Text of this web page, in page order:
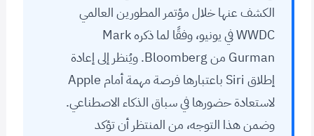
الكشف عنها خلال مؤتمر المطورين العالمي
WWDC في يونيو، وفقًا لما ذكره Mark
Gurman من Bloomberg. ويُنظر إلى إعادة
إطلاق Siri باعتبارها فرصة مهمة أمام Apple
لاستعادة حضورها في سباق الذكاء الاصطناعي.
وضمن هذا التوجه، من المنتظر أن تؤكد